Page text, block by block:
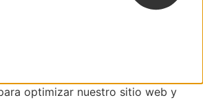
optimizar nuestro sitio web y